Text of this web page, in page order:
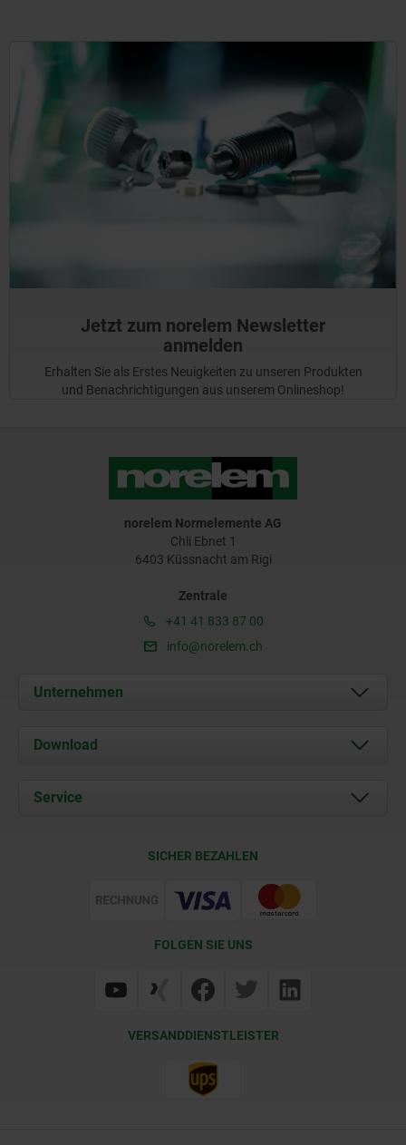
Jetzt zum norelem Newsletter
anmelden
Erhalten Sie als Erstes Neuigkeiten zu unseren Produkten
und Benachrichtigungen aus unserem Onlineshop!
norelem Normelemente AG
Chli Ebnet 1
6403 Küssnacht am Rigi
Zentrale
+41 41 833 87 00
info@norelem.ch
Unternehmen
Über uns
Kontakt
Download
Dokumente
Service
SICHER BEZAHLEN
FOLGEN SIE UNS
VERSANDDIENSTLEISTER